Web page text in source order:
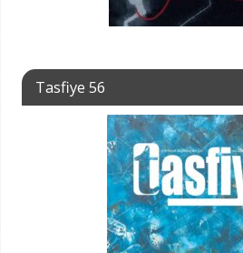
Tasfiye 56